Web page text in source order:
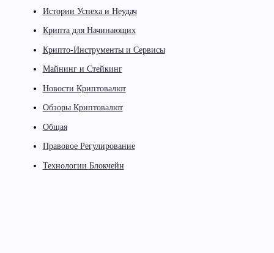
Истории Успеха и Неудач
Крипта для Начинающих
Крипто-Инструменты и Сервисы
Майнинг и Стейкинг
Новости Криптовалют
Обзоры Криптовалют
Общая
Правовое Регулирование
Технологии Блокчейн